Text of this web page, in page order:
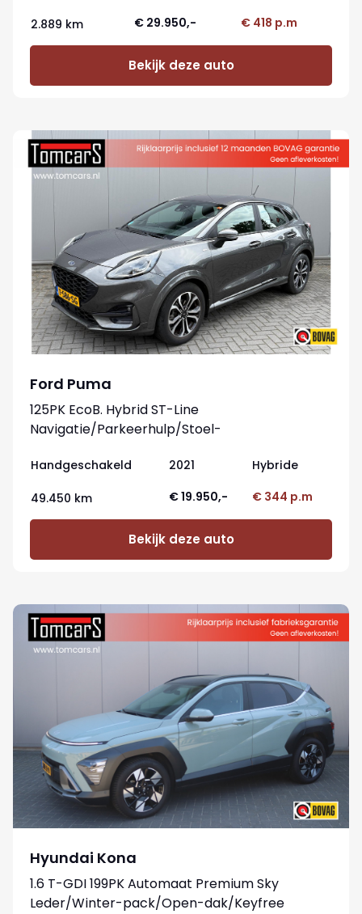
2.889 km € 29.950,- € 418 p.m
Bekijk deze auto
Ford Puma
125PK EcoB. Hybrid ST-Line
Navigatie/Parkeerhulp/Stoel-
Handgeschakeld 2021 Hybride
49.450 km € 19.950,- € 344 p.m
Bekijk deze auto
Hyundai Kona
1.6 T-GDI 199PK Automaat Premium Sky
Leder/Winter-pack/Open-dak/Keyfree